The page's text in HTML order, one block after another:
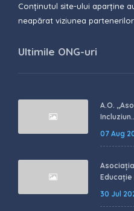
Conținutul site-ului aparține
neapărat viziunea
Ultimile ONG-uri
A.O.
07 Aug
Educație
30 Jul